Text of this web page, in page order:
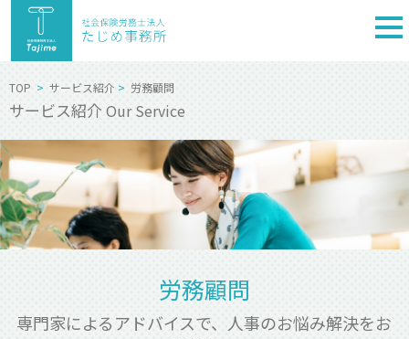
TOP サービス紹介 労務顧問
サービス紹介 Our Service
労務顧問
専門家によるアドバイスで、人事のお悩み解決をお